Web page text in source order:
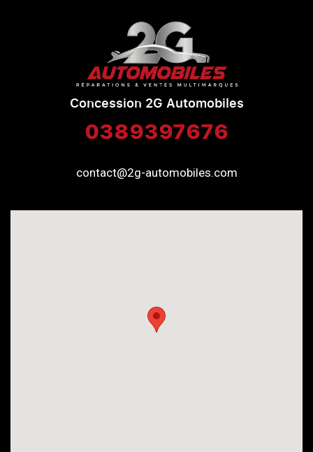
Concession 2G Automobiles
0389397676
contact@2g-automobiles.com